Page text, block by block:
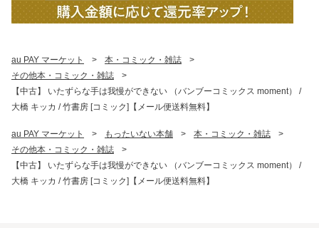
au PAY マーケット > 本・コミック・雑誌
>
その他本・コミック・雑誌
>
【中古】 いたずらな手は我慢ができない （バンブーコミックス moment） /
大橋 キッカ / 竹書房 [コミック]【メール便送料無料】
au PAY マーケット > もったいない本舗 > 本・コミック・雑誌
>
その他本・コミック・雑誌
>
【中古】 いたずらな手は我慢ができない （バンブーコミックス moment） /
大橋 キッカ / 竹書房 [コミック]【メール便送料無料】